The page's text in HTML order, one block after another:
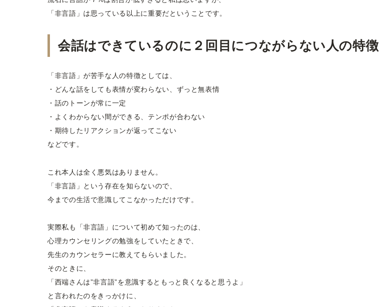
「非言語」は思っている以上に重要だということです。
会話はできているのに２回目につながらない人の特徴
「非言語」が苦手な人の特徴としては、
・どんな話をしても表情が変わらない、ずっと無表情
・話のトーンが常に一定
・よくわからない間ができる、テンポが合わない
・期待したリアクションが返ってこない
などです。
これ本人は全く悪気はありません。
「非言語」という存在を知らないので、
今までの生活で意識してこなかっただけです。
実際私も「非言語」について初めて知ったのは、
心理カウンセリングの勉強をしていたときで、
先生のカウンセラーに教えてもらいました。
そのときに、
「西端さんは”非言語”を意識するともっと良くなると思うよ」
と言われたのをきっかけに、